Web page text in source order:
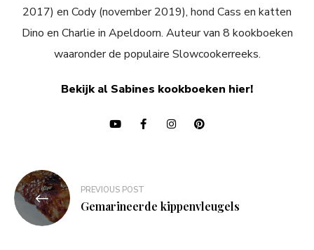
2017) en Cody (november 2019), hond Cass en katten
Dino en Charlie in Apeldoorn. Auteur van 8 kookboeken
waaronder de populaire Slowcookerreeks.
Bekijk al Sabines kookboeken hier!
Bericht
navigatie
PREVIOUS POST
Gemarineerde kippenvleugels